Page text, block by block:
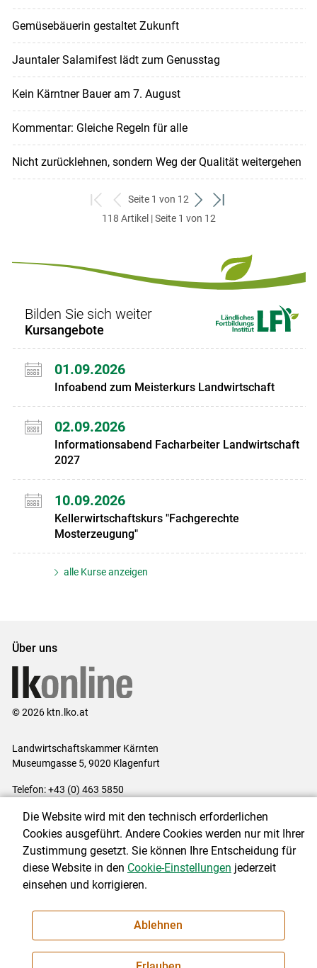
Gemüsebäuerin gestaltet Zukunft
Jauntaler Salamifest lädt zum Genusstag
Kein Kärntner Bauer am 7. August
Kommentar: Gleiche Regeln für alle
Nicht zurücklehnen, sondern Weg der Qualität weitergehen
zum
ersten
zurück
zum
Seite 1 von 12
weiter
zum
zum
118 Artikel | Seite 1 von 12
Bilden Sie sich weiter
Kursangebote
01.09.2026
Infoabend zum Meisterkurs Landwirtschaft
02.09.2026
Informationsabend Facharbeiter Landwirtschaft
2027
10.09.2026
Kellerwirtschaftskurs "Fachgerechte
Mosterzeugung"
alle Kurse anzeigen
Über uns
© 2026 ktn.lko.at
Landwirtschaftskammer Kärnten
Museumgasse 5, 9020 Klagenfurt
Telefon: +43 (0) 463 5850
Impressum|Kontakt|Datenschutzerklärung|Barrierefreiheit|
Cookie-Einstellungen
NEWSLETTER
Die Website wird mit den technisch erforderlichen
Cookies ausgeführt. Andere Cookies werden nur mit Ihrer
Zustimmung gesetzt. Sie können Ihre Entscheidung für
diese Website in den Cookie-Einstellungen jederzeit
einsehen und korrigieren.
Ablehnen